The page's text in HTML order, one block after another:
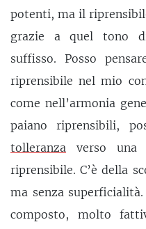
potenti, ma il
grazie a quel tono
suffisso. Posso
riprensibile nel mio
come nell’armonia
paiano riprensibili,
tolleranza verso una
riprensibile. C’è della
ma senza
composto, molto